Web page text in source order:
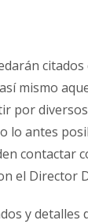
mismo
por
lo antes
contactar
el Director
y detalles